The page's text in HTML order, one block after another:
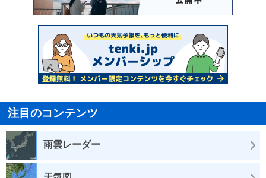
注目のコンテンツ
雨雲レーダー